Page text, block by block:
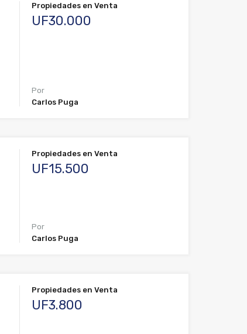
Propiedades en Venta
UF30.000
Por
Carlos Puga
Propiedades en Venta
UF15.500
Por
Carlos Puga
Propiedades en Venta
UF3.800